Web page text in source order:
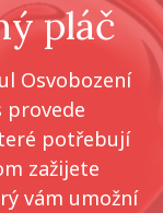
pláč
Osvobození
provede
potřebují
zažijete
vám umožní